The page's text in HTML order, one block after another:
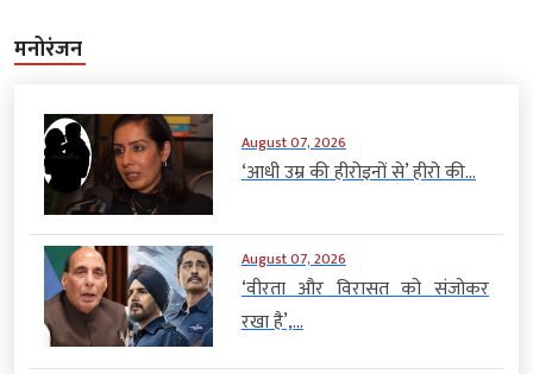
मनोरंजन
August 07, 2026
‘आधी उम्र की हीरोइनों से’ हीरो की...
August 07, 2026
‘वीरता और विरासत को संजोकर
रखा है’,...